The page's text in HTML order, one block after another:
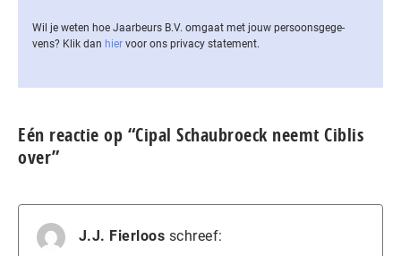
Wil je weten hoe Jaarbeurs B.V. omgaat met jouw per­soons­ge­ge­
vens? Klik dan hier voor ons privacy statement.
Eén reactie op “Cipal Schaubroeck neemt Ciblis
over”
J.J. Fierloos schreef: